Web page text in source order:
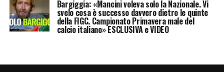
LA PLAYLIST DELLE NOSTRE TOP NEWS
Bargiggia: «Mancini voleva solo la Nazionale. Vi
svelo cosa è successo davvero dietro le quinte
della FIGC. Campionato Primavera male del
calcio italiano» ESCLUSIVA e VIDEO